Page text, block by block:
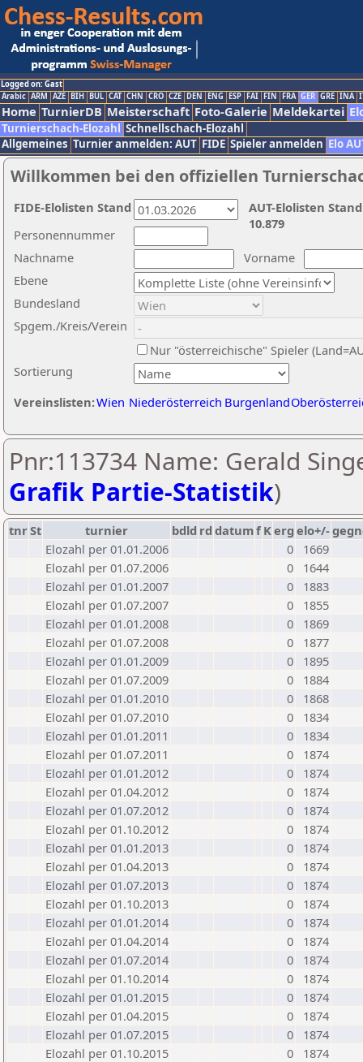
Logged on: Gast
Arabic ARM AZE BIH BUL CAT CHN CRO CZE DEN ENG ESP FAI FIN FRA GER GRE INA
Home TurnierDB Meisterschaft Foto-Galerie Meldekartei
Turnierschach-Elozahl Schnellschach-Elozahl
Allgemeines Turnier anmelden: AUT FIDE Spieler anmelden Elo
Willkommen bei den offiziellen
Nachname
Vorname
Ebene
Sortierung
Personennummer
Bundesland
Spgem./Kreis/Verein
Nur "österreichische" Spieler
Vereinslisten:Wien Niederösterreich Burgenland
AUT-Elolisten
10.879
FIDE-Elolisten Stand
Pnr:113734 Name: Gerald
Grafik Partie-Statistik)
tnrSt turnier bdld rd datumf Kerg elo+/-
Elozahl per 01.01.2006
0
1669
Elozahl per 01.07.2006
0
1644
Elozahl per 01.01.2007
0
1883
Elozahl per 01.07.2007
0
1855
Elozahl per 01.01.2008
0
1869
Elozahl per 01.07.2008
0
1877
Elozahl per 01.01.2009
0
1895
Elozahl per 01.07.2009
0
1884
Elozahl per 01.01.2010
0
1868
Elozahl per 01.07.2010
0
1834
Elozahl per 01.01.2011
0
1834
Elozahl per 01.07.2011
0
1874
Elozahl per 01.01.2012
0
1874
Elozahl per 01.04.2012
0
1874
Elozahl per 01.07.2012
0
1874
Elozahl per 01.10.2012
0
1874
Elozahl per 01.01.2013
0
1874
Elozahl per 01.04.2013
0
1874
Elozahl per 01.07.2013
0
1874
Elozahl per 01.10.2013
0
1874
Elozahl per 01.01.2014
0
1874
Elozahl per 01.04.2014
0
1874
Elozahl per 01.07.2014
0
1874
Elozahl per 01.10.2014
0
1874
Elozahl per 01.01.2015
0
1874
Elozahl per 01.04.2015
0
1874
Elozahl per 01.07.2015
0
1874
Elozahl per 01.10.2015
0
1874